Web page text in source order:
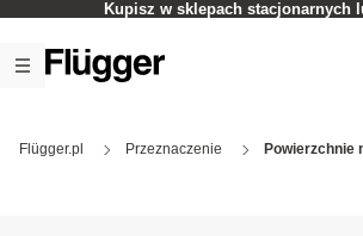
Kupisz w sklepach stacjonarnych
Flügger.pl Przeznaczenie Powierzchnie